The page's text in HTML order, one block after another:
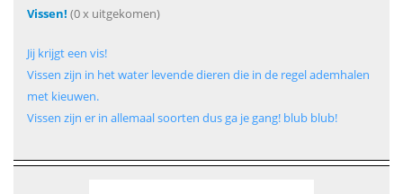
Vissen! (0 x uitgekomen)
Jij krijgt een vis!
Vissen zijn in het water levende dieren die in de regel ademhalen
met kieuwen.
Vissen zijn er in allemaal soorten dus ga je gang! blub blub!